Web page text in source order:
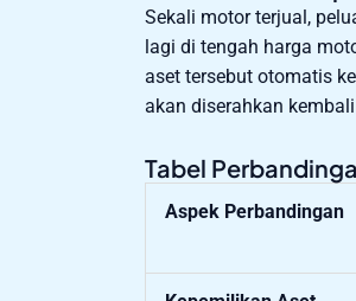
Sekali motor terjual,
lagi di tengah harga
aset tersebut otomatis
akan diserahkan
Tabel
Aspek Perbandingan